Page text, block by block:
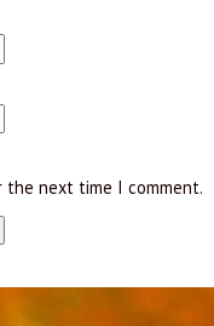
the next time I comment.